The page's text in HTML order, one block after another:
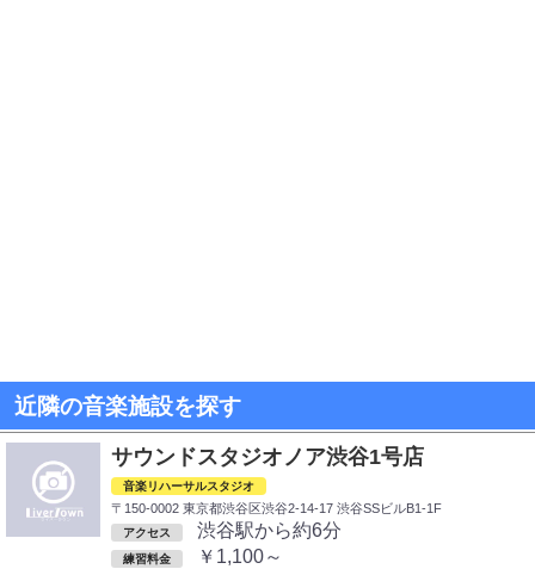
近隣の音楽施設を探す
サウンドスタジオノア渋谷1号店
音楽リハーサルスタジオ
〒150-0002 東京都渋谷区渋谷2-14-17 渋谷SSビルB1-1F
アクセス 渋谷駅から約6分
練習料金 ￥1,100～